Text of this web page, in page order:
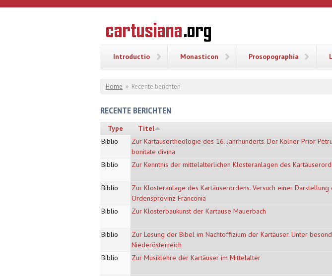
Overslaan en naar de inhoud gaan
CARTUSIANA
Geschiedenis
van de
Introductio Monasticon Prosopographia
U bent hier
Home » Recente berichten
RECENTE BERICHTEN
Type Titel
Biblio
Zur Kartäusertheologie des 16. Jahrhunderts. Der Kölner Prior
bonitate divina
Biblio
Zur Kenntnis der mittelalterlichen Klosteranlagen des
Biblio
Zur Klosteranlage des Kartäuserordens. Versuch einer
Ordensprovinz Franconia
Biblio
Zur Klosterbaukunst der Kartause Mauerbach
Biblio
Zur Lesung der Bibel im Nachtoffizium der Kartäuser. Unter
Niederösterreich
Biblio
Zur Musiklehre der Kartäuser im Mittelalter